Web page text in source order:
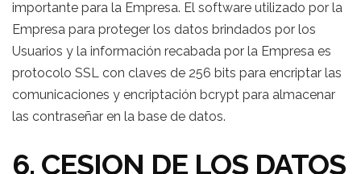
importante para la Empresa. El software utilizado por la
Empresa para proteger los datos brindados por los
Usuarios y la información recabada por la Empresa es
protocolo SSL con claves de 256 bits para encriptar las
comunicaciones y encriptación bcrypt para almacenar
las contraseñar en la base de datos.
6. CESION DE LOS DATOS